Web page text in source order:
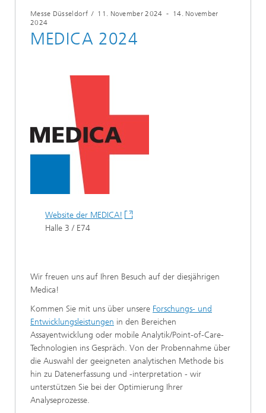
Messe Düsseldorf / 11. November 2024 - 14. November
2024
MEDICA 2024
Website der MEDICA!
Halle 3 / E74
Wir freuen uns auf Ihren Besuch auf der diesjährigen
Medica!
Kommen Sie mit uns über unsere Forschungs- und
Entwicklungsleistungen in den Bereichen
Assayentwicklung oder mobile Analytik/Point-of-Care-
Technologien ins Gespräch. Von der Probennahme über
die Auswahl der geeigneten analytischen Methode bis
hin zu Datenerfassung und -interpretation - wir
unterstützen Sie bei der Optimierung Ihrer
Analyseprozesse.